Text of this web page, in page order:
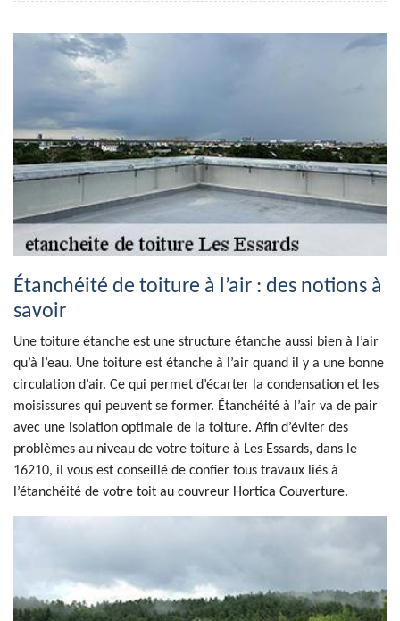
Étanchéité de toiture à l’air : des notions à
savoir
Une toiture étanche est une structure étanche aussi bien à l’air
qu’à l’eau. Une toiture est étanche à l’air quand il y a une bonne
circulation d’air. Ce qui permet d’écarter la condensation et les
moisissures qui peuvent se former. Étanchéité à l’air va de pair
avec une isolation optimale de la toiture. Afin d’éviter des
problèmes au niveau de votre toiture à Les Essards, dans le
16210, il vous est conseillé de confier tous travaux liés à
l’étanchéité de votre toit au couvreur Hortica Couverture.